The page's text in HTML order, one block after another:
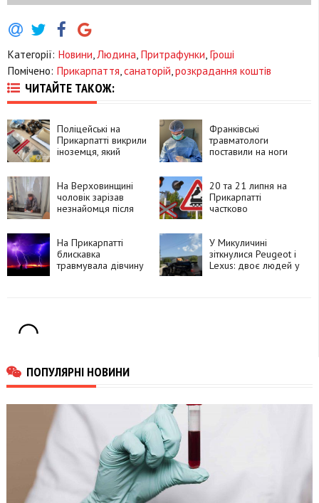
Категорії: Новини Людина Притрафунки Гроші
Помічено: Прикарпаття санаторій розкрадання коштів
ЧИТАЙТЕ ТАКОЖ:
Поліцейські на
Прикарпатті викрили
іноземця, який
Telegram і збував їх
покупцям
Франківські
травматологи
поставили на ноги
операції
На Верховинщині
чоловік зарізав
незнайомця після
намагався видати
вбивство за
самогубство
20 та 21 липня на
Прикарпатті
частково
залізничні переїзди
На Прикарпатті
блискавка
травмувала дівчину
У Микуличині
зіткнулися Peugeot і
Lexus: двоє людей у
ПОПУЛЯРНІ НОВИНИ